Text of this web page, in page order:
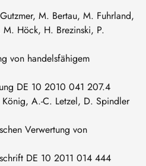
M. Bertau, M. Fuhrland,
Höck, H. Brezinski, P.
von handelsfähigem
DE 10 2010 041 207.4
A.-C. Letzel, D. Spindler
Verwertung von
DE 10 2011 014 444